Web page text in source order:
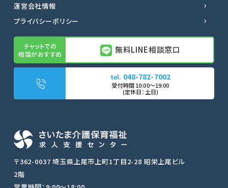
無料LINE相談窓口
転職サポートに申し込む
〒362-0037 埼玉県上尾市上町1丁目2-28 昭栄上尾ビル
2階
運営会社情報
プライバシーポリシー
無料LINE相談窓口
048-782-7002